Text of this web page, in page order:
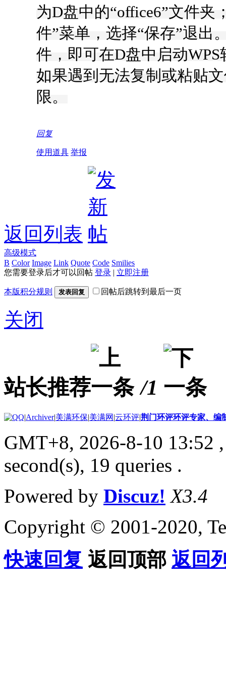
为D盘中的“office6”文件夹
件”菜单，选择“保存”退出
件，即可在D盘中启动
如果遇到无法复制或粘贴
限。
回复
使用道具 举报
返回列表
高级模式
B Color Image Link Quote Code Smilies
您需要登录后才可以回帖 登录 | 立即注册
本版积分规则 发表回复 回帖后跳转到最后一页
关闭
站长推荐 /1
|Archiver|美满环保|美满网 |云环评|荆门环评环评专家、编
GMT+8, 2026-8-10 13:52
second(s), 19 queries .
Powered by Discuz! X3.4
Copyright © 2001-2020,
快速回复 返回顶部 返回